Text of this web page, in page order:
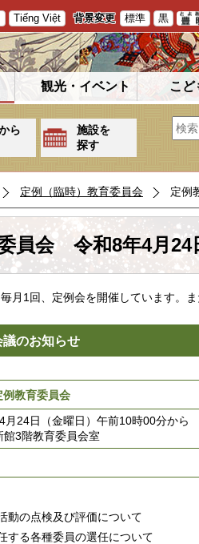
Tiếng Việt 背景変更 標準 黒
観光・イベント こど
ら
施設を
探す
定例（臨時）教育委員会 定例
員会 令和8年4月24
月1回、定例会を開催しています。
のお知らせ
教育委員会
4月24日（金曜日）午前10時00分から
館3階教育委員会室
動の点検及び評価について
する各種委員の選任について